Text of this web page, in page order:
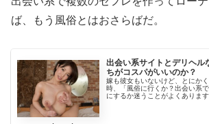
ば、もう風俗とはおさらばだ。
出会い系サイトとデリヘ
ちがコスパがいいのか？
嫁も彼女もいないけど、とにか
時、「風俗に行くか？出会い系
にするか迷うことがよくありま